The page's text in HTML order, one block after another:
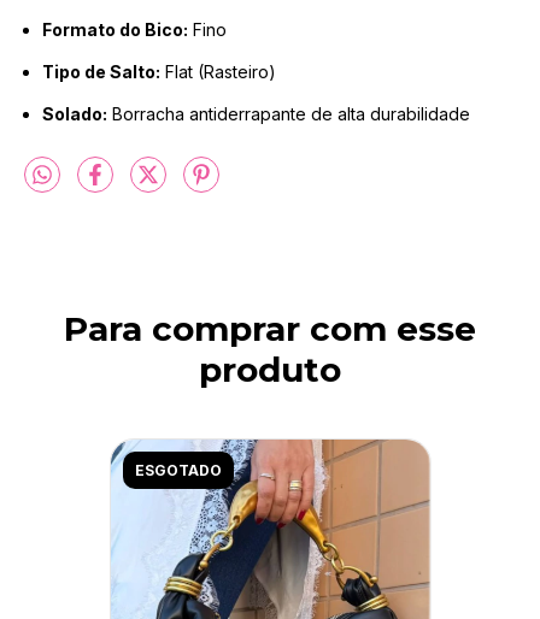
Formato do Bico: Fino
Tipo de Salto: Flat (Rasteiro)
Solado: Borracha antiderrapante de alta durabilidade
Para comprar com esse
produto
ESGOTADO